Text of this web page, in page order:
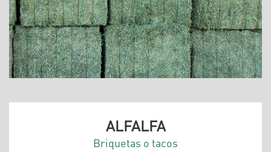
ALFALFA
Briquetas o tacos